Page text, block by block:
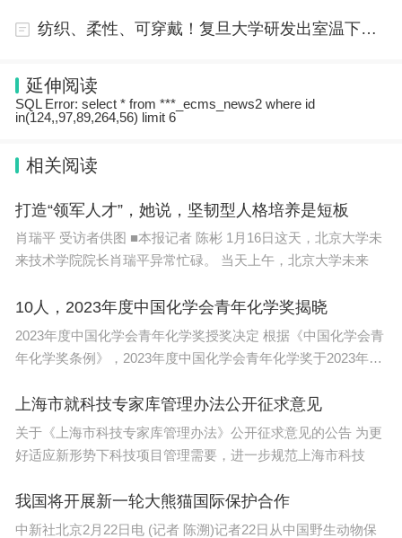
以下情形视同该企业持有商标及专利：
二是持有者为该企业全资控股的境内子公司;
三是持有者为该企业全资控股的境内子公司在境
(四)获得商务部认定的“中华老字号”企业。
措施》对国际物流费用补贴的申请企业需要满足哪些
条件?
的外贸企业;第二，2023年上半年出口额超过5000万
元人民币。上述两条需同时满足。
措施》的文件有效期?
纺织、柔性、可穿戴！复旦大学研发出室温下可充钙-氧电池
延伸阅读
SQL Error: select * from ***_ecms_news2 where id
in(124,,97,89,264,56) limit 6
相关阅读
打造“领军人才”，她说，坚韧型人格培养是短板
肖瑞平 受访者供图 ■本报记者 陈彬 1月16日这天，北京大学未
来技术学院院长肖瑞平异常忙碌。 当天上午，北京大学未来
10人，2023年度中国化学会青年化学奖揭晓
2023年度中国化学会青年化学奖授奖决定 根据《中国化学会青
年化学奖条例》，2023年度中国化学会青年化学奖于2023年8
上海市就科技专家库管理办法公开征求意见
关于《上海市科技专家库管理办法》公开征求意见的公告 为更
好适应新形势下科技项目管理需要，进一步规范上海市科技
我国将开展新一轮大熊猫国际保护合作
中新社北京2月22日电 (记者 陈溯)记者22日从中国野生动物保